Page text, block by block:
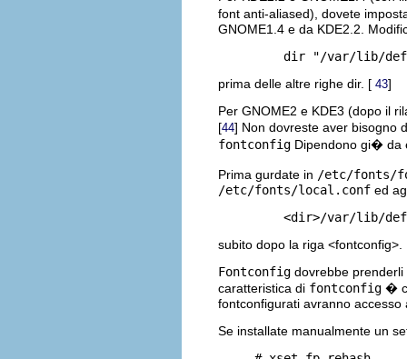
font anti-aliased), dovete
GNOME1.4 e da KDE2.2.
prima delle altre righe dir. [ 43]
Per GNOME2 e KDE3 (dopo il
[44] Non dovreste aver bisogno
fontconfig Dipendono gi� da
Prima gurdate in /etc/fonts/
/etc/fonts/local.conf ed
subito dopo la riga <fontconfig>.
Fontconfig dovrebbe
caratteristica di fontconfig �
fontconfigurati avranno
Se installate manualmente un